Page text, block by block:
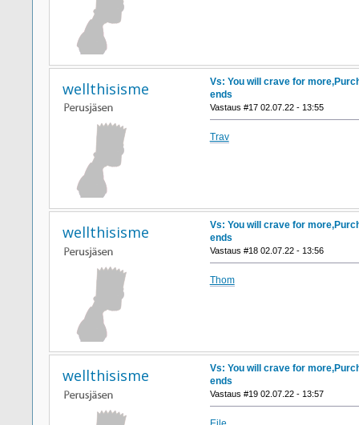
wellthisisme
Vs: You will crave for
ends
Vastaus #17 02.07.22 - 13:55
Trav
wellthisisme
Vs: You will crave for
ends
Vastaus #18 02.07.22 - 13:56
Thom
wellthisisme
Vs: You will crave for
ends
Vastaus #19 02.07.22 - 13:57